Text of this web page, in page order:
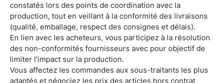
constatés lors des points de coordination avec la
production, tout en veillant à la conformité des livraisons
(qualité, emballage, respect des consignes et délais).
En lien avec les acheteurs, vous participez à la résolution
des non-conformités fournisseurs avec pour objectif de
limiter l’impact sur la production.
Vous affectez les commandes aux sous-traitants les plus
adaptés et négociez les prix des articles hors contrat